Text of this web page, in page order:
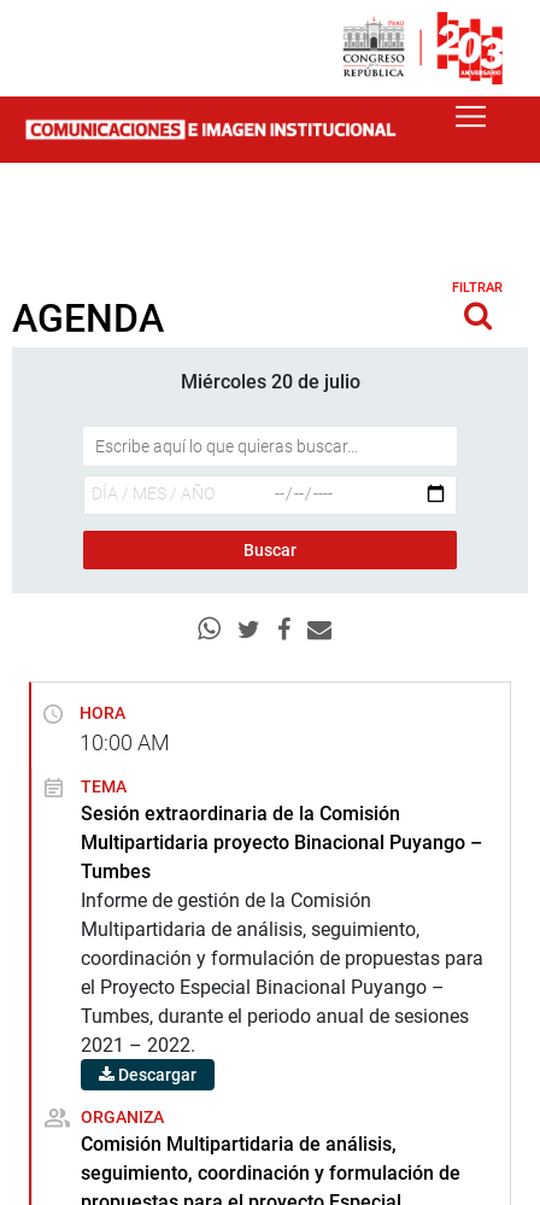
AGENDA
FILTRAR
Miércoles 20 de julio
HORA
10:00 AM
TEMA
Sesión extraordinaria de la Comisión
Multipartidaria proyecto Binacional Puyango –
Tumbes
Informe de gestión de la Comisión
Multipartidaria de análisis, seguimiento,
coordinación y formulación de propuestas para
el Proyecto Especial Binacional Puyango –
Tumbes, durante el periodo anual de sesiones
2021 – 2022.
Descargar
ORGANIZA
Comisión Multipartidaria de análisis,
seguimiento, coordinación y formulación de